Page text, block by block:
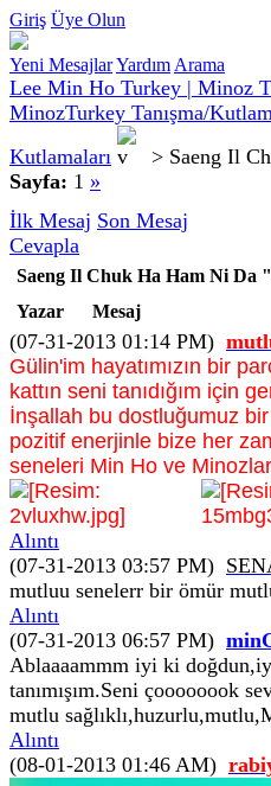
Giriş Üye Olun
Yeni MesajlarYardım Arama
Lee Min Ho Turkey | Minoz
MinozTurkey Tanışma/
Kutlamaları
> Saeng Il
Sayfa: 1 »
İlk Mesaj Son Mesaj
Cevapla
Saeng Il Chuk Ha Ham Ni Da
Yazar
Mesaj
(07-31-2013 01:14 PM)
Gülin'im hayatımızın bir
kattın seni tanıdığım için
İnşallah bu dostluğumuz
pozitif enerjinle bize her
seneleri Min Ho ve
Alıntı
(07-31-2013 03:57 PM)
mutluu senelerr bir ömür
Alıntı
(07-31-2013 06:57 PM)
Ablaaaammm iyi ki
tanımışım.Seni çoooooook
mutlu
Alıntı
(08-01-2013 01:46 AM)